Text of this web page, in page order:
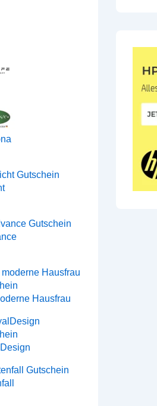
Hausfrau